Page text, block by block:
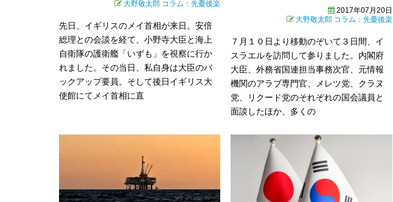
大野敬太郎 コラム：先憂後楽
先日、イギリスのメイ首相が来日。安倍
総理との会談を経て、小野寺大臣と海上
自衛隊の護衛艦「いずも」を視察に行か
れました。その当日、私自身は大臣のバ
ックアップ要員。そして後日イギリス大
使館にてメイ首相に直
2017年07月20日
大野敬太郎 コラム：先憂後楽
７月１０日より移動のぞいて３日間、イ
スラエルを訪問して参りました。内閣府
大臣、外務省国連担当事務次官、元情報
機関のアラブ専門官、メレツ党、クラヌ
党、リクード党のそれぞれの国会議員と
面談したほか、多くの